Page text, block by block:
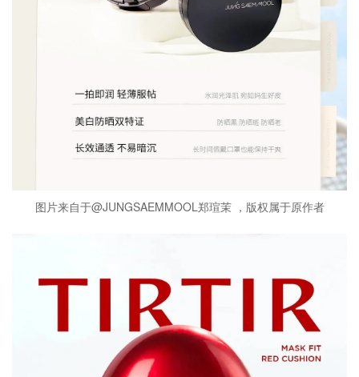
图片来自于@JUNGSAEMMOOL郑瑄茉 ，版权属于原作者